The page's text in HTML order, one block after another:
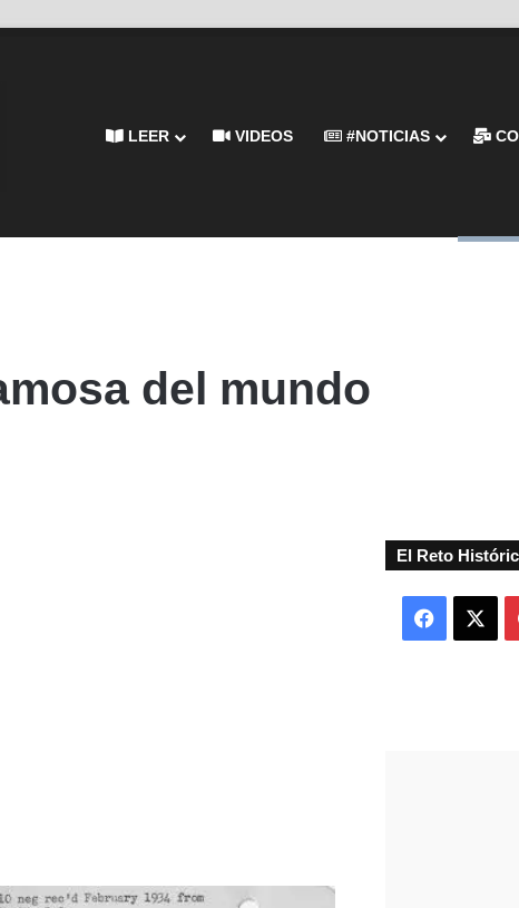
LEER VIDEOS #NOTICIAS
del mundo
El Reto